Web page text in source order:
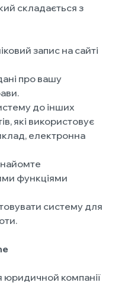
складається з
запис на сайті
про вашу
до інших
які використовує
електронна
функціями
систему для
компанії